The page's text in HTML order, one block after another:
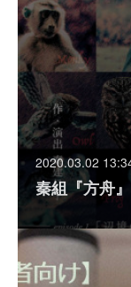
2020.03.02
秦組『方舟』